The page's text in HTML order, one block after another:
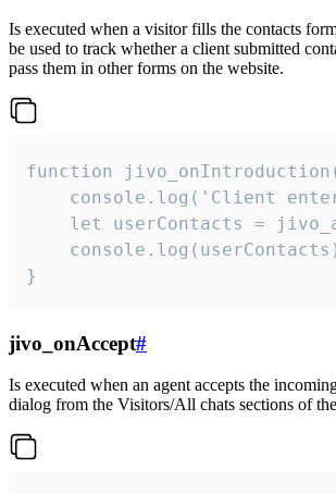
Is executed when a visitor fills the contacts
be used to track whether a client submitted
pass them in other forms on the website.
function
console.log('Client
let userContacts =
}
jivo_onAccept#
Is executed when an agent accepts the
dialog from the Visitors/All chats sections of